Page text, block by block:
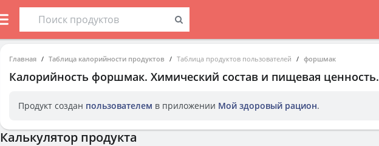
Главная Таблица калорийности продуктов Таблица продуктов пользователей форшмак
Калорийность форшмак. Химический состав и пищевая ценность.
Продукт создан пользователем в приложении Мой здоровый рацион.
Калькулятор продукта